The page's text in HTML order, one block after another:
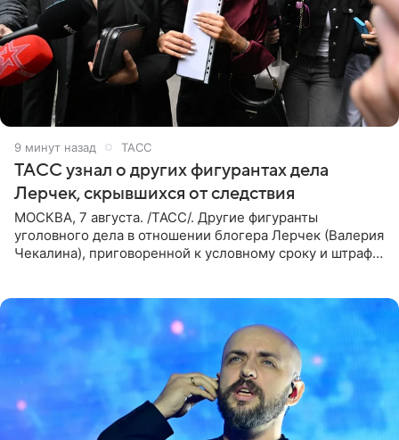
9 минут назад ТАСС
ТАСС узнал о других фигурантах дела
Лерчек, скрывшихся от следствия
МОСКВА, 7 августа. /ТАСС/. Другие фигуранты
уголовного дела в отношении блогера Лерчек (Валерия
Чекалина), приговоренной к условному сроку и штрафу,